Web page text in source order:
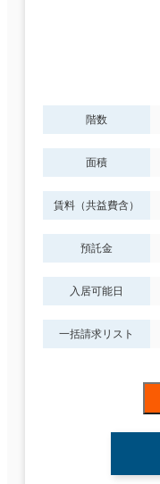
階数
面積
賃料（共益費含）
預託金
入居可能日
一括請求リスト